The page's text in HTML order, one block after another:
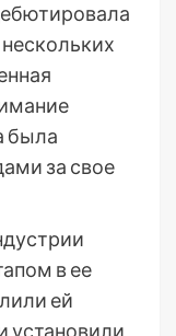
была
за свое
в ее
ей
установили